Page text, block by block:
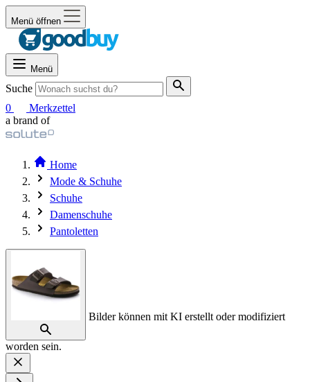
Menü öffnen
Menü
Suche
0
Merkzettel
a brand of
Home
Mode & Schuhe
Schuhe
Damenschuhe
Pantoletten
Bilder können mit KI erstellt oder modifiziert
worden sein.